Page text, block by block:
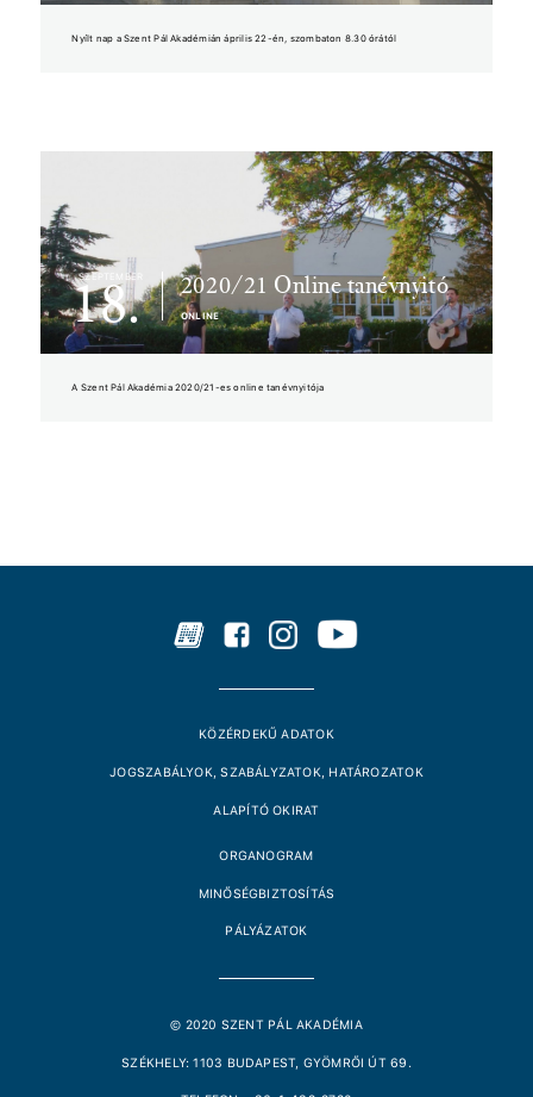
Nyílt nap a Szent Pál Akadémián április 22-én, szombaton 8.30 órától
SZEPTEMBER
18. 2020/21 Online tanévnyitó
ONLINE
A Szent Pál Akadémia 2020/21-es online tanévnyitója
KÖZÉRDEKŰ ADATOK
JOGSZABÁLYOK, SZABÁLYZATOK, HATÁROZATOK
ALAPÍTÓ OKIRAT
ORGANOGRAM
MINŐSÉGBIZTOSÍTÁS
PÁLYÁZATOK
© 2020 SZENT PÁL AKADÉMIA
SZÉKHELY: 1103 BUDAPEST, GYÖMRŐI ÚT 69.